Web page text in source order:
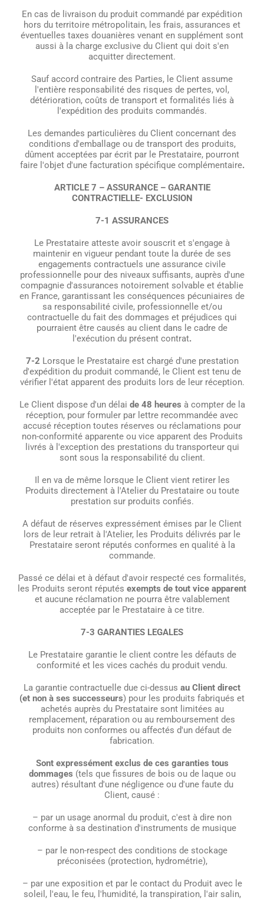
En cas de livraison du produit commandé par expédition
hors du territoire métropolitain, les frais, assurances et
éventuelles taxes douanières venant en supplément sont
aussi à la charge exclusive du Client qui doit s'en
acquitter directement.
Sauf accord contraire des Parties, le Client assume
l'entière responsabilité des risques de pertes, vol,
détérioration, coûts de transport et formalités liés à
l'expédition des produits commandés.
Les demandes particulières du Client concernant des
conditions d'emballage ou de transport des produits,
dûment acceptées par écrit par le Prestataire, pourront
faire l'objet d'une facturation spécifique complémentaire.
ARTICLE 7 – ASSURANCE – GARANTIE
CONTRACTIELLE- EXCLUSION
7-1 ASSURANCES
Le Prestataire atteste avoir souscrit et s'engage à
maintenir en vigueur pendant toute la durée de ses
engagements contractuels une assurance civile
professionnelle pour des niveaux suffisants, auprès d'une
compagnie d'assurances notoirement solvable et établie
en France, garantissant les conséquences pécuniaires de
sa responsabilité civile, professionnelle et/ou
contractuelle du fait des dommages et préjudices qui
pourraient être causés au client dans le cadre de
l'exécution du présent contrat.
7-2 Lorsque le Prestataire est chargé d'une prestation
d'expédition du produit commandé, le Client est tenu de
vérifier l'état apparent des produits lors de leur réception.
Le Client dispose d'un délai de 48 heures à compter de la
réception, pour formuler par lettre recommandée avec
accusé réception toutes réserves ou réclamations pour
non-conformité apparente ou vice apparent des Produits
livrés à l'exception des prestations du transporteur qui
sont sous la responsabilité du client.
Il en va de même lorsque le Client vient retirer les
Produits directement à l'Atelier du Prestataire ou toute
prestation sur produits confiés.
A défaut de réserves expressément émises par le Client
lors de leur retrait à l'Atelier, les Produits délivrés par le
Prestataire seront réputés conformes en qualité à la
commande.
Passé ce délai et à défaut d'avoir respecté ces formalités,
les Produits seront réputés exempts de tout vice apparent
et aucune réclamation ne pourra être valablement
acceptée par le Prestataire à ce titre.
7-3 GARANTIES LEGALES
Le Prestataire garantie le client contre les défauts de
conformité et les vices cachés du produit vendu.
La garantie contractuelle due ci-dessus au Client direct
(et non à ses successeurs) pour les produits fabriqués et
achetés auprès du Prestataire sont limitées au
remplacement, réparation ou au remboursement des
produits non conformes ou affectés d'un défaut de
fabrication.
Sont expressément exclus de ces garanties tous
dommages (tels que fissures de bois ou de laque ou
autres) résultant d'une négligence ou d'une faute du
Client, causé :
– par un usage anormal du produit, c'est à dire non
conforme à sa destination d'instruments de musique
– par le non-respect des conditions de stockage
préconisées (protection, hydrométrie),
– par une exposition et par le contact du Produit avec le
soleil, l'eau, le feu, l'humidité, la transpiration, l'air salin,